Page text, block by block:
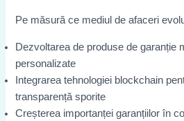
Pe măsură ce mediul de afaceri
Dezvoltarea de produse de garanție
personalizate
Integrarea tehnologiei blockchain
transparență sporite
Creșterea importanței garanțiilor în